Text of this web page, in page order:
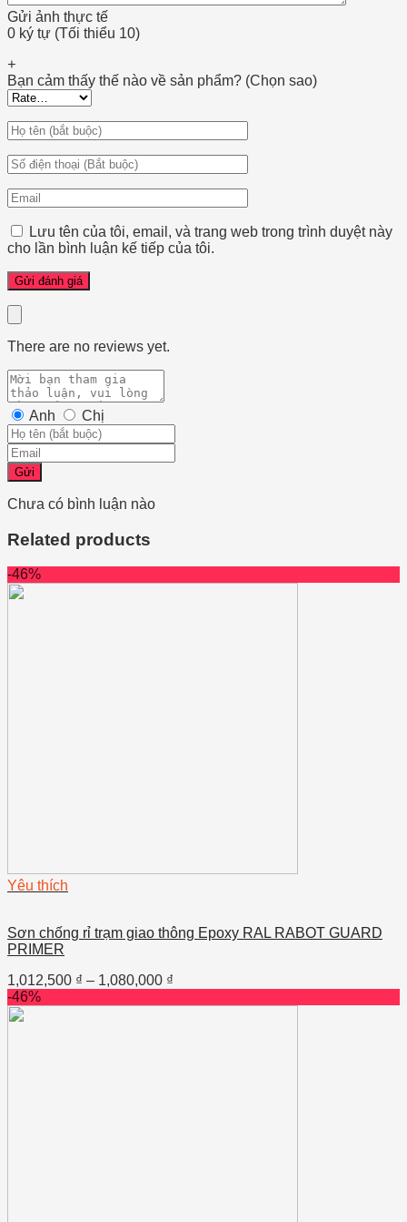
Gửi ảnh thực tế
0 ký tự (Tối thiểu 10)
+
Bạn cảm thấy thế nào về sản phẩm? (Chọn sao)
Lưu tên của tôi, email, và trang web trong trình duyệt này
cho lần bình luận kế tiếp của tôi.
There are no reviews yet.
Anh Chị
Gửi
Chưa có bình luận nào
Related products
-46%
Yêu thích
Sơn chống rỉ trạm giao thông Epoxy RAL RABOT GUARD
PRIMER
1,012,500 ₫ – 1,080,000 ₫
-46%